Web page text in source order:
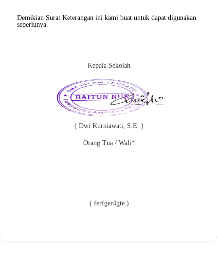
Demikian Surat Keterangan ini kami buat untuk dapat digunakan
seperlunya.
Kepala Sekolah
( Dwi Kurniawati, S.E. )
Orang Tua / Wali*
( ferfger4gte )